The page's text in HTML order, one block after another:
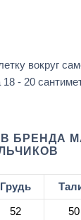
вокруг
- 20
БРЕНДА
Грудь
52 50